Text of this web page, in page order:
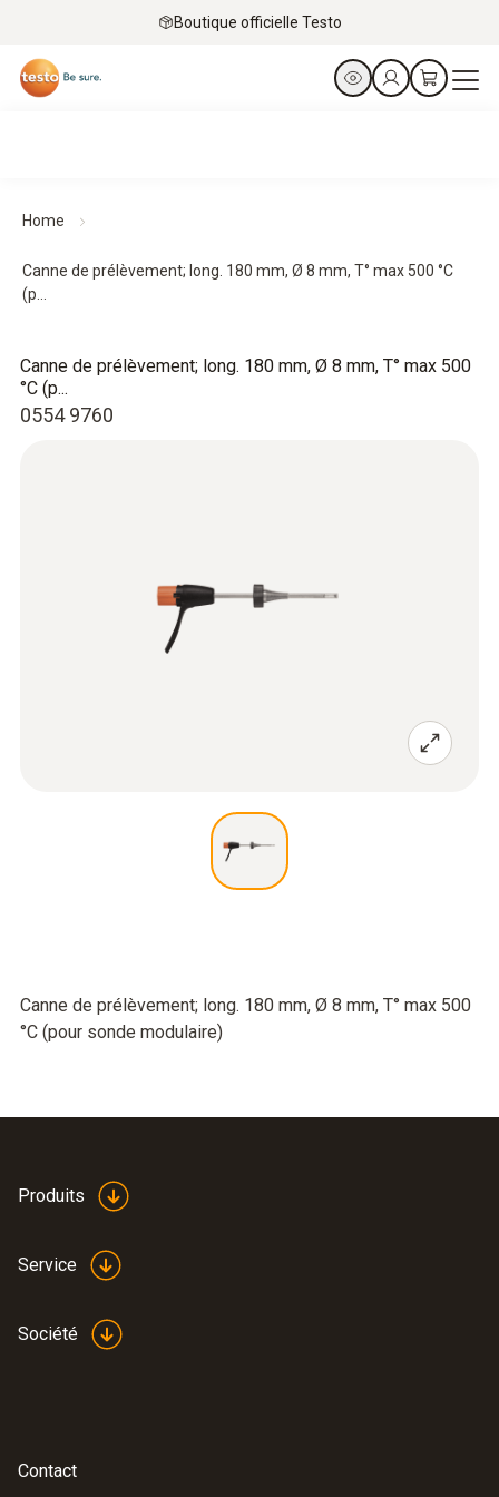
Boutique officielle Testo
Home
Canne de prélèvement; long. 180 mm, Ø 8 mm, T° max 500 °C
(p...
0554 9760
Canne de prélèvement; long. 180 mm, Ø 8 mm, T° max 500
°C (p...
Canne de prélèvement; long. 180 mm, Ø 8 mm, T° max 500
°C (pour sonde modulaire)
Produits
Service
Société
Contact